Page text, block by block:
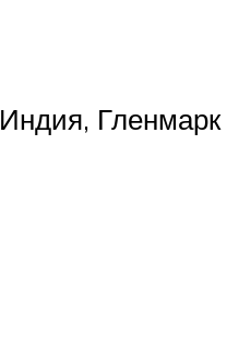
Индия, Гленмарк